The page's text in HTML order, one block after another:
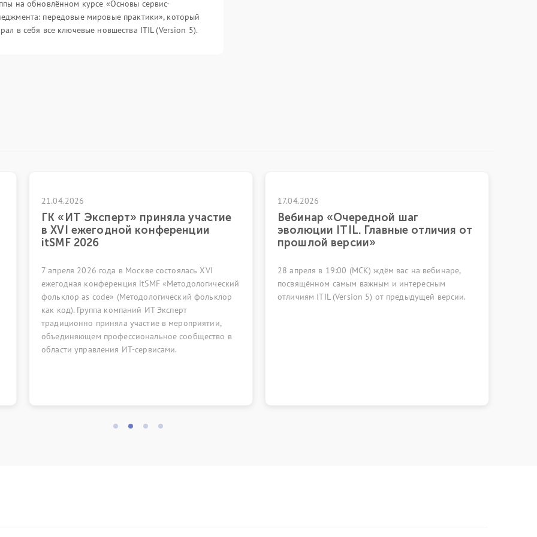
на обновлённом курсе «Основы сервис-
передовые мировые практики», который
в себя все ключевые новшества ITIL (Version 5).
приняла участие
конференции
состоялась XVI
itSMF «Методологический
фольклор
ИТ Эксперт
в мероприятии,
сообщество в
сервисами.
Вебинар «Очередной шаг
эволюции ITIL. Главные отличия от
28 апреля в 19:00 (МСК) ждём вас на вебинаре,
посвящённом самым важным и интересным
отличиям ITIL (Version 5) от предыдущей версии.
Управление ИТ-активами:
к прозрачности и
ВЭБ РФ состоялась встреча
области управления ИТ-активами.
собрались, чтобы обсудить